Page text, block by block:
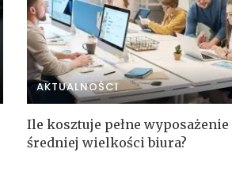
AKTUALNOŚCI
Ile kosztuje pełne wyposażenie
średniej wielkości biura?